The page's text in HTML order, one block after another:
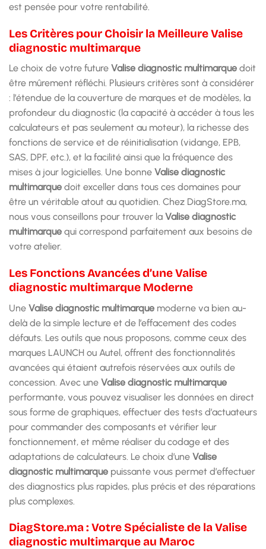
est pensée pour votre rentabilité.
Les Critères pour Choisir la Meilleure Valise
diagnostic multimarque
Le choix de votre future Valise diagnostic multimarque doit
être mûrement réfléchi. Plusieurs critères sont à considérer
: l’étendue de la couverture de marques et de modèles, la
profondeur du diagnostic (la capacité à accéder à tous les
calculateurs et pas seulement au moteur), la richesse des
fonctions de service et de réinitialisation (vidange, EPB,
SAS, DPF, etc.), et la facilité ainsi que la fréquence des
mises à jour logicielles. Une bonne Valise diagnostic
multimarque doit exceller dans tous ces domaines pour
être un véritable atout au quotidien. Chez DiagStore.ma,
nous vous conseillons pour trouver la Valise diagnostic
multimarque qui correspond parfaitement aux besoins de
votre atelier.
Les Fonctions Avancées d’une Valise
diagnostic multimarque Moderne
Une Valise diagnostic multimarque moderne va bien au-
delà de la simple lecture et de l’effacement des codes
défauts. Les outils que nous proposons, comme ceux des
marques LAUNCH ou Autel, offrent des fonctionnalités
avancées qui étaient autrefois réservées aux outils de
concession. Avec une Valise diagnostic multimarque
performante, vous pouvez visualiser les données en direct
sous forme de graphiques, effectuer des tests d’actuateurs
pour commander des composants et vérifier leur
fonctionnement, et même réaliser du codage et des
adaptations de calculateurs. Le choix d’une Valise
diagnostic multimarque puissante vous permet d’effectuer
des diagnostics plus rapides, plus précis et des réparations
plus complexes.
DiagStore.ma : Votre Spécialiste de la Valise
diagnostic multimarque au Maroc